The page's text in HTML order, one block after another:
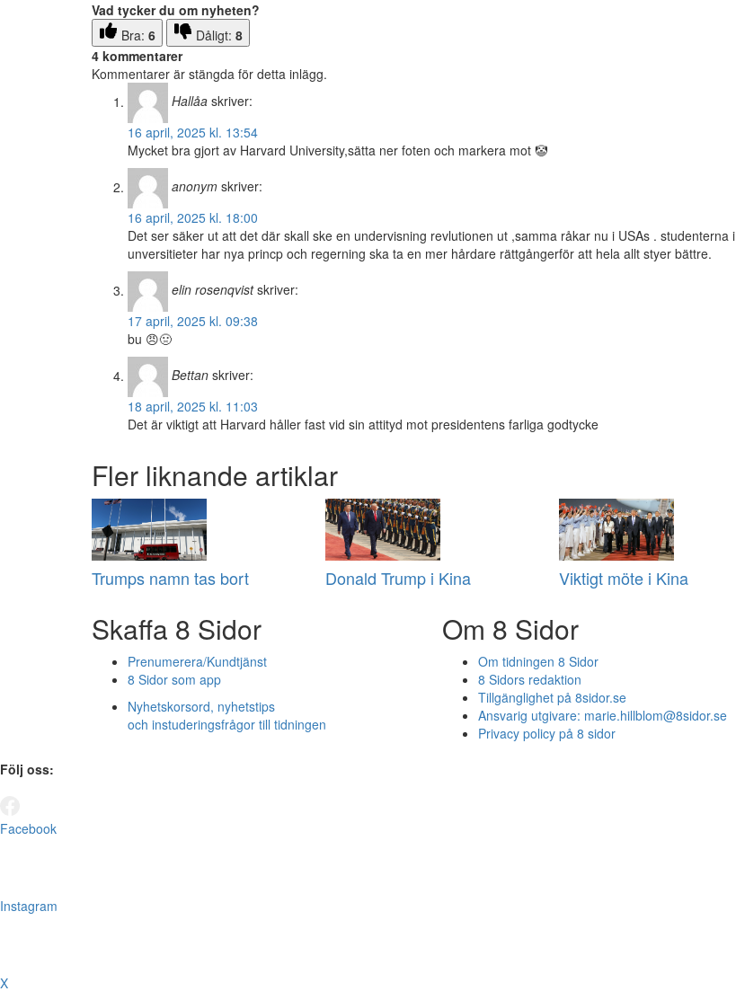
Vad tycker du om nyheten?
Bra: 6 Dåligt: 8
4 kommentarer
Kommentarer är stängda för detta inlägg.
Hallåa skriver:
16 april, 2025 kl. 13:54
Mycket bra gjort av Harvard University,sätta ner foten och markera mot 🤡
anonym skriver:
16 april, 2025 kl. 18:00
Det ser säker ut att det där skall ske en undervisning revlutionen ut ,samma råkar nu i USAs . studenterna i
unversitieter har nya princp och regerning ska ta en mer hårdare rättgångerför att hela allt styer bättre.
elin rosenqvist skriver:
17 april, 2025 kl. 09:38
bu 😠🤢
Bettan skriver:
18 april, 2025 kl. 11:03
Det är viktigt att Harvard håller fast vid sin attityd mot presidentens farliga godtycke
Fler liknande artiklar
Trumps namn tas bort Donald Trump i Kina Viktigt möte i Kina
Skaffa 8 Sidor
Prenumerera/Kundtjänst
8 Sidor som app
Nyhetskorsord, nyhetstips
och instuderingsfrågor till tidningen
Om 8 Sidor
Om tidningen 8 Sidor
8 Sidors redaktion
Tillgänglighet på 8sidor.se
Ansvarig utgivare: marie.hillblom@8sidor.se
Privacy policy på 8 sidor
Följ oss:
Facebook
Instagram
X